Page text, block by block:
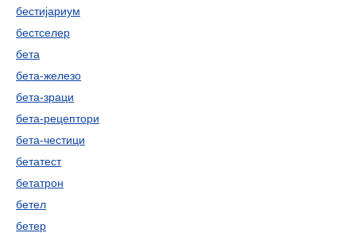
бестијариум
бестселер
бета
бета-железо
бета-зраци
бета-рецептори
бета-честици
бетатест
бетатрон
бетел
бетер